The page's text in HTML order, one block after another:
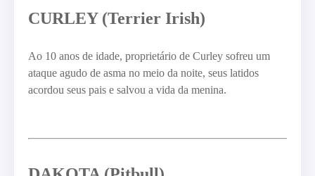
CURLEY (Terrier Irish)
Ao 10 anos de idade, proprietário de Curley sofreu um
ataque agudo de asma no meio da noite, seus latidos
acordou seus pais e salvou a vida da menina.